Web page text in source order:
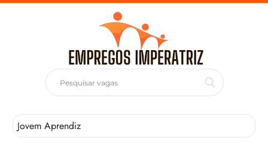
Jovem Aprendiz